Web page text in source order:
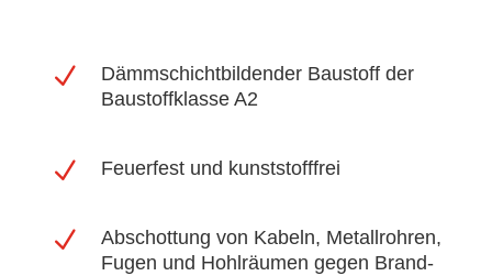
N
Dämmschichtbildender Baustoff der
Baustoffklasse A2
N Feuerfest und kunststofffrei
N
Abschottung von Kabeln, Metallrohren,
Fugen und Hohlräumen gegen Brand-